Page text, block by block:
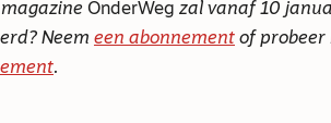
OnderWeg zal vanaf 10
Neem een abonnementof probeer
.